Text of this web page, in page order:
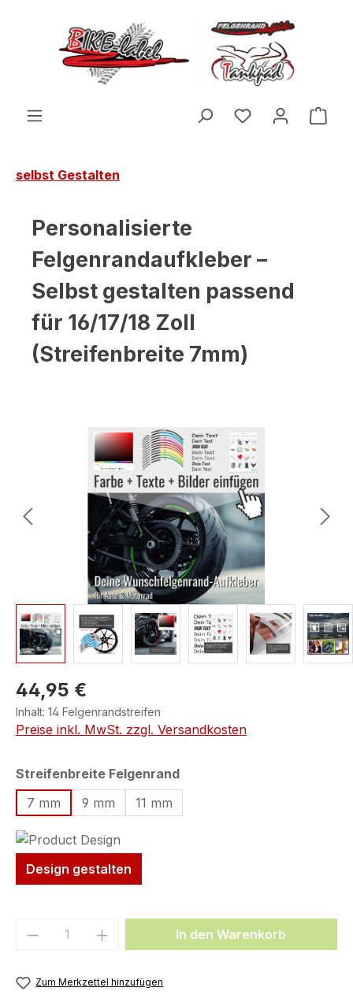
Zum Hauptinhalt springen
Du hast 0
selbst Gestalten
Personalisierte
Felgenrandaufkleber –
Selbst gestalten passend
für 16/17/18 Zoll
(Streifenbreite 7mm)
Bildergalerie überspringen
44,95 €
Inhalt: 14 Felgenrandstreifen
Preise inkl. MwSt. zzgl. Versandkosten
Streifenbreite Felgenrandauswählen
7 mm
9 mm 11 mm
Design gestalten
Produkt Anzahl: Gib denIn den Warenkorb
Zum Merkzettel hinzufügen